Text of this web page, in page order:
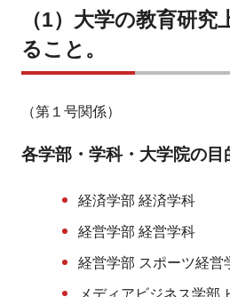
（1）大学の教育研
ること。
（第１号関係）
各学部・学科・大学院の目
経済学部 経済学科
経営学部 経営学科
経営学部 スポーツ経営